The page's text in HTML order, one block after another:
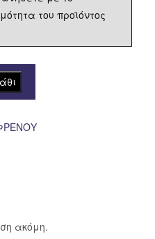
του προϊόντος
ακόμη.